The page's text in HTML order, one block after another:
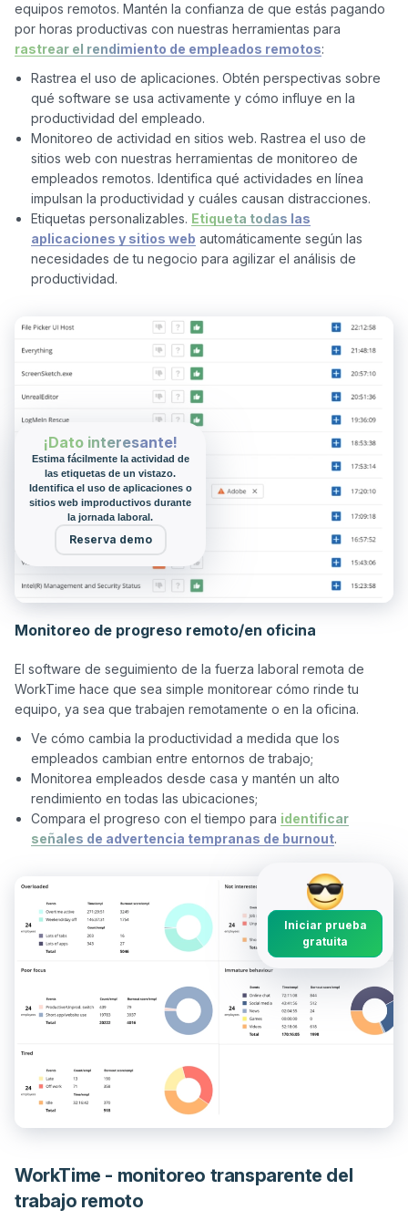
equipos remotos. Mantén la confianza de que estás pagando
rastrear el rendimiento de empleados remotos
Rastrea el uso de aplicaciones. Obtén perspectivas sobre
qué software se usa activamente y cómo influye en la
productividad del empleado.
Monitoreo de actividad en sitios web. Rastrea el uso de
sitios web con nuestras herramientas de monitoreo de
empleados remotos. Identifica qué actividades en línea
impulsan la productividad y cuáles causan distracciones.
Etiquetas personalizables. Etiqueta todas las
aplicaciones y sitios web automáticamente según las
necesidades de tu negocio para agilizar el análisis de
productividad.
¡Dato interesante!
Estima fácilmente la actividad de
las etiquetas de un vistazo.
Identifica el uso de aplicaciones o
sitios web improductivos durante
la jornada laboral.
Reserva demo
Monitoreo de progreso remoto/en oficina
El software de seguimiento de la fuerza laboral remota de
WorkTime hace que sea simple monitorear cómo rinde tu
Ve cómo cambia la productividad a medida que los
empleados cambian entre entornos de trabajo;
Monitorea empleados desde casa y mantén un alto
rendimiento en todas las ubicaciones;
Compara el progreso con el tiempo para identificar
señales de advertencia tempranas de burnout.
Iniciar prueba
gratuita
WorkTime - monitoreo transparente del
trabajo remoto